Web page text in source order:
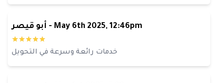
أبو قيصر - May 6th 2025, 12:46pm
خدمات رائعة وسرعة في التحويل